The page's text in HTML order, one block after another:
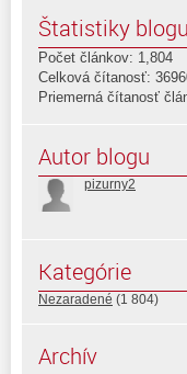
Štatistiky blogu
Počet článkov: 1,804
Celková čítanosť:
Priemerná čítanosť
Autor blogu
pizurny2
Kategórie
Nezaradené (1 804)
Archív